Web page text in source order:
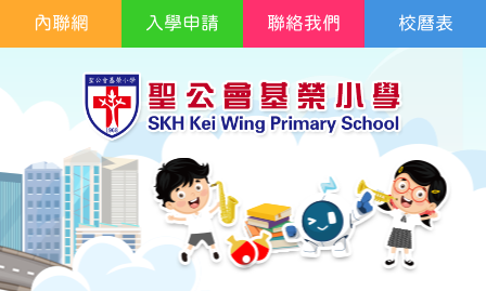
校曆表
內聯網 入學申請 聯絡我們